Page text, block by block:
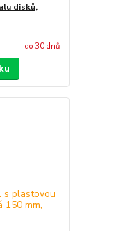
disků,
do 30 dnů